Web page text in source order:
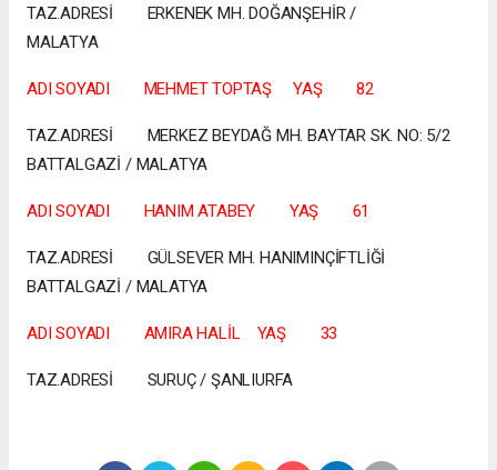
TAZ.ADRESİ ERKENEK MH. DOĞANŞEHİR /
MALATYA
ADI SOYADI MEHMET TOPTAŞ YAŞ 82
TAZ.ADRESİ MERKEZ BEYDAĞ MH. BAYTAR SK. NO: 5/2
BATTALGAZİ / MALATYA
ADI SOYADI HANIM ATABEY YAŞ 61
TAZ.ADRESİ GÜLSEVER MH. HANIMINÇİFTLİĞİ
BATTALGAZİ / MALATYA
ADI SOYADI AMIRA HALİL YAŞ 33
TAZ.ADRESİ SURUÇ / ŞANLIURFA